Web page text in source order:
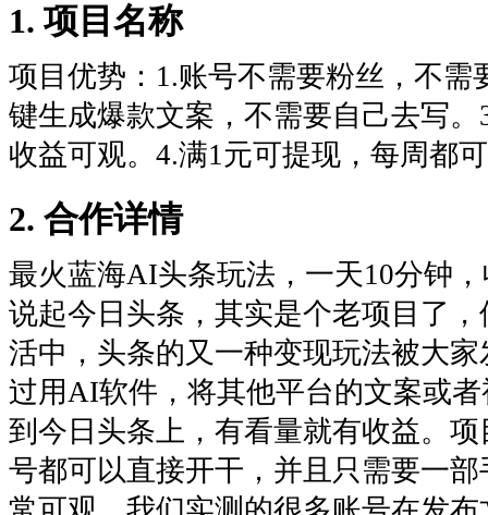
1. 项目名称
项目优势：1.账号不需要粉丝，不
键生成爆款文案，不需要自己去写
收益可观。4.满1元可提现，每周都
2. 合作详情
最火蓝海AI头条玩法，一天10分钟
说起今日头条，其实是个老项目了
活中，头条的又一种变现玩法被大
过用AI软件，将其他平台的文案或
到今日头条上，有看量就有收益。
号都可以直接开干，并且只需要一